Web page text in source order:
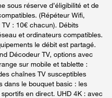
sous réserve d’éligibilité et de
(Répéteur Wifi,
: 10€ chacun). Débits
et ordinateurs compatibles.
le débit est partagé.
Décodeur TV, options avec
sur mobile et tablette :
chaînes TV susceptibles
dans le bouquet basic : les
en direct. UHD 4K : avec